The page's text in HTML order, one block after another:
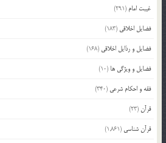
غیبت امام (291)
فضایل اخلاقی (183)
فضایل و رذایل اخلاقی (168)
فضایل و ویژگی ها (10)
فقه و احکام شرعی (340)
قرآن(23)
قرآن شناسی (1,861)